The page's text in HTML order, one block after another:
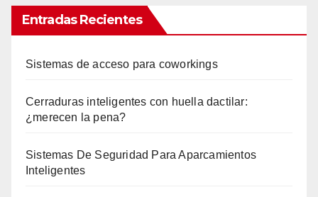
Entradas Recientes
Sistemas de acceso para coworkings
Cerraduras inteligentes con huella dactilar:
¿merecen la pena?
Sistemas De Seguridad Para Aparcamientos
Inteligentes